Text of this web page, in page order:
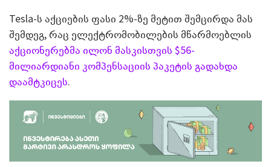
Tesla-ს აქციების ფასი 2%-ზე მეტით შემცირდა მას
შემდეგ, რაც ელექტრომობილების მწარმოებლის
აქციონერებმა ილონ მასკისთვის $56-
მილიარდიანი კომპენსაციის პაკეტის გადახდა
დაამტკიცეს.